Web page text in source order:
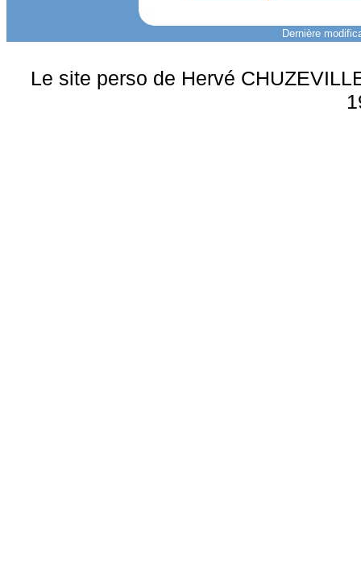
Dernière
Le site perso de Hervé